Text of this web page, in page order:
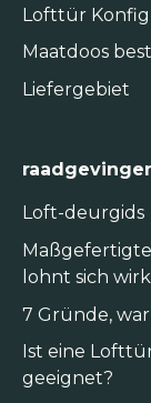
Lofttür
Maatdoos
Liefergebiet
Loft-deurgids
lohnt sich
7 Gründe,
Ist eine
geeignet?